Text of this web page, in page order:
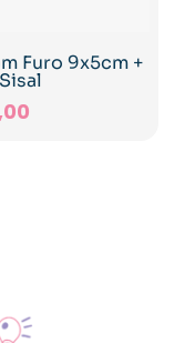
Furo 9x5cm +